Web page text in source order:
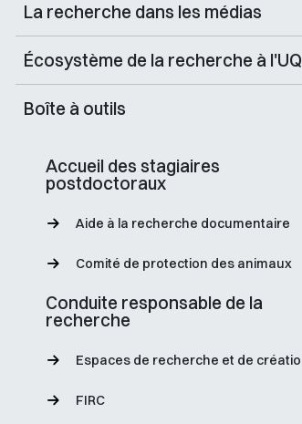
La recherche dans les médias
Écosystème de la recherche à
Boîte à outils
Accueil des stagiaires
postdoctoraux
Aide à la recherche documentaire
Comité de protection des animaux
Conduite responsable de la
recherche
Espaces de recherche et de
FIRC